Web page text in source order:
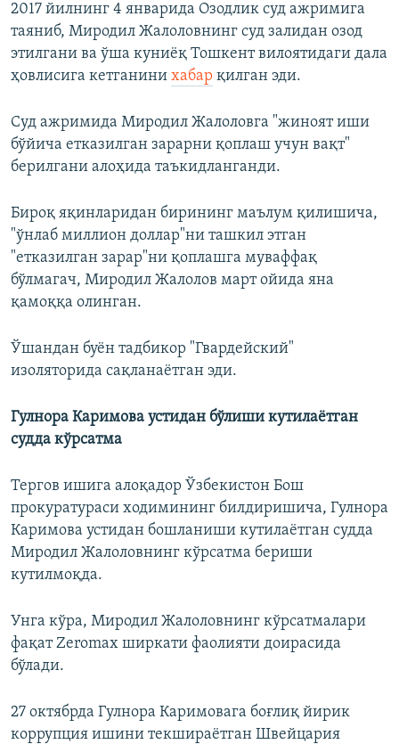
2017 йилнинг 4 январида Озодлик суд ажримига
таяниб, Миродил Жалоловнинг суд залидан озод
этилгани ва ўша куниёқ Тошкент вилоятидаги дала
ҳовлисига кетганини хабар қилган эди.
Суд ажримида Миродил Жалоловга "жиноят иши
бўйича етказилган зарарни қоплаш учун вақт"
берилгани алоҳида таъкидланганди.
Бироқ яқинларидан бирининг маълум қилишича,
"ўнлаб миллион доллар"ни ташкил этган
"етказилган зарар"ни қоплашга муваффақ
бўлмагач, Миродил Жалолов март ойида яна
қамоққа олинган.
Ўшандан буён тадбикор "Гвардейский"
изоляторида сақланаётган эди.
Гулнора Каримова устидан бўлиши кутилаётган
судда кўрсатма
Тергов ишига алоқадор Ўзбекистон Бош
прокуратураси ходимининг билдиришича, Гулнора
Каримова устидан бошланиши кутилаётган судда
Миродил Жалоловнинг кўрсатма бериши
кутилмоқда.
Унга кўра, Миродил Жалоловнинг кўрсатмалари
фақат Zeromax ширкати фаолияти доирасида
бўлади.
27 октябрда Гулнора Каримовага боғлиқ йирик
коррупция ишини текшираётган Швейцария